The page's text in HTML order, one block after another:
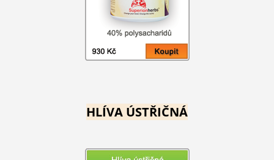
HLÍVA ÚSTŘIČNÁ